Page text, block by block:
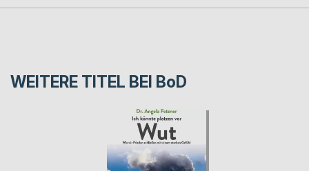
WEITERE TITEL BEI BoD